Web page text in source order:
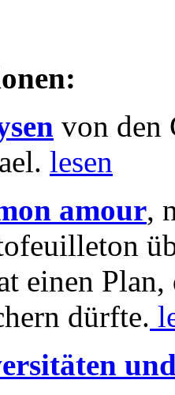
von den
lesen
amour,
einen Plan,
dürfte.